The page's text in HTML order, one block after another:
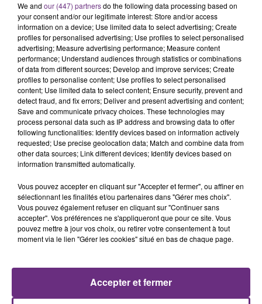
LE MAGASIN JOUÉCLUB DE REIMS FERME
SES PORTES
C'était l'une des institutions du centre-ville
rémois. Le magasin JouéClub est contraint de
fermer ses portes.
TITRES DIFFUSÉS
5h34
5h34 5h30
5h30
5h22
5h22
We and our (447) partnersdo the following data processing based on
your consent and/or our legitimate interest: Store and/or access
information on a device; Use limited data to select advertising; Create
profiles for personalised advertising; Use profiles to select personalised
advertising; Measure advertising performance; Measure content
performance; Understand audiences through statistics or combinations
of data from different sources; Develop and improve services; Create
profiles to personalise content; Use profiles to select personalised
content; Use limited data to select content; Ensure security, prevent and
detect fraud, and fix errors; Deliver and present advertising and content;
Save and communicate privacy choices. These technologies may
process personal data such as IP address and browsing data to offer
following functionalities: Identify devices based on information actively
requested; Use precise geolocation data; Match and combine data from
other data sources; Link different devices; Identify devices based on
information transmitted automatically.
Vous pouvez accepter en cliquant sur "Accepter et fermer", ou affiner en
sélectionnant les finalités et/ou partenaires dans "Gérer mes choix".
Vous pouvez également refuser en cliquant sur "Continuer sans
accepter". Vos préférences ne s'appliqueront que pour ce site. Vous
pouvez mettre à jour vos choix, ou retirer votre consentement à tout
moment via le lien "Gérer les cookies" situé en bas de chaque page.
Accepter et fermer